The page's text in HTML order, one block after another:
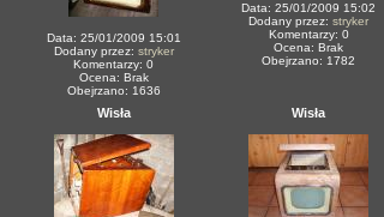
Data: 25/01/2009 15:01
Dodany przez: stryker
Komentarzy: 0
Ocena: Brak
Obejrzano: 1636
Data: 25/01/2009 15:02
Dodany przez: stryker
Komentarzy: 0
Ocena: Brak
Obejrzano: 1782
Wisła Wisła